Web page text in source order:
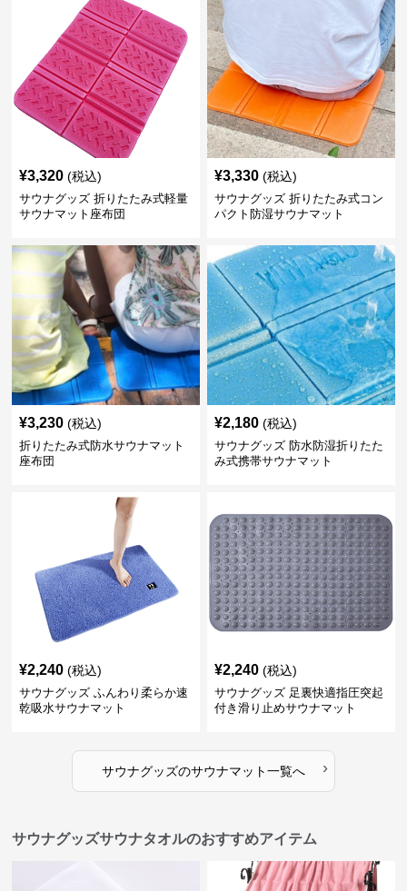
¥3,320 (税込)
サウナグッズ 折りたたみ式軽量
サウナマット座布団
¥3,330 (税込)
サウナグッズ 折りたたみ式コン
パクト防湿サウナマット
¥3,230 (税込)
折りたたみ式防水サウナマット
座布団
¥2,180 (税込)
サウナグッズ 防水防湿折りたた
み式携帯サウナマット
¥2,240 (税込)
サウナグッズ ふんわり柔らか速
乾吸水サウナマット
¥2,240 (税込)
サウナグッズ 足裏快適指圧突起
付き滑り止めサウナマット
サウナグッズのサウナマット一覧へ ›
サウナグッズサウナタオルのおすすめアイテム